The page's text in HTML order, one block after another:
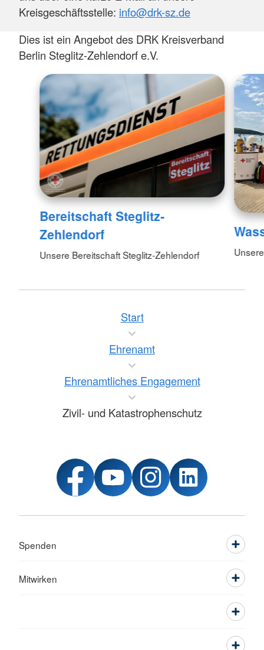
Kreisgeschäftsstelle: info@drk-sz.de
Dies ist ein Angebot des DRK Kreisverband
Berlin Steglitz-Zehlendorf e.V.
Bereitschaft Steglitz-
Zehlendorf
Unsere Bereitschaft Steglitz-Zehlendorf
Start
Ehrenamt
Ehrenamtliches Engagement
Zivil- und Katastrophenschutz
Spenden
Mitwirken